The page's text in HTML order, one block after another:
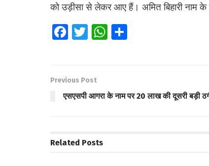
को उड़ीसा से लेकर आए हैं। अमित बिहारी
Fa
o
o
T
er
W
A
Previous Post
एसएसपी आगरा के नाम पर 20 लाख की दूसरी बड़ी
Related Posts